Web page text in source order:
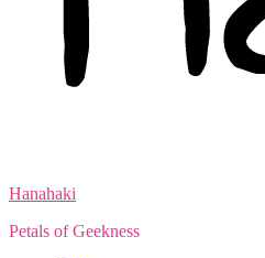
Hanahaki
Petals of Geekness